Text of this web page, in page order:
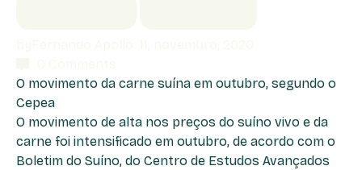
O movimento da carne suína em outubro, segundo o
Cepea
O movimento de alta nos preços do suíno vivo e da
carne foi intensificado em outubro, de acordo com o
Boletim do Suíno, do Centro de Estudos Avançados